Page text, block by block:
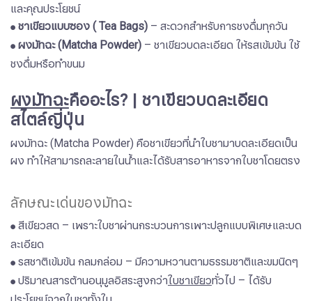
และคุณประโยชน์
● ​​​​​​​ชาเขียวแบบซอง ( Tea Bags) – สะดวกสำหรับการชงดื่มทุกวัน
● ผงมัทฉะ (Matcha Powder) – ชาเขียวบดละเอียด ให้รสเข้มข้น ใช้
ชงดื่มหรือทำขนม
ผงมัทฉะคืออะไร? | ชาเขียวบดละเอียด
สไตล์ญี่ปุ่น
ผงมัทฉะ (Matcha Powder) คือชาเขียวที่นำใบชามาบดละเอียดเป็น
ผง ทำให้สามารถละลายในน้ำและได้รับสารอาหารจากใบชาโดยตรง
ลักษณะเด่นของมัทฉะ
● ​​​​​​​สีเขียวสด – เพราะใบชาผ่านกระบวนการเพาะปลูกแบบพิเศษและบด
ละเอียด
● รสชาติเข้มข้น กลมกล่อม – มีความหวานตามธรรมชาติและขมนิดๆ​​​​​​​
● ปริมาณสารต้านอนุมูลอิสระสูงกว่าใบชาเขียวทั่วไป – ได้รับ